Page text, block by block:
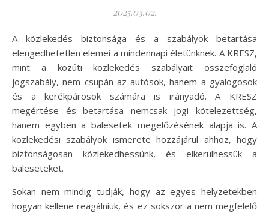
2025.03.02.
A közlekedés biztonsága és a szabályok betartása
elengedhetetlen elemei a mindennapi életünknek. A KRESZ,
mint a közúti közlekedés szabályait összefoglaló
jogszabály, nem csupán az autósok, hanem a gyalogosok
és a kerékpárosok számára is irányadó. A KRESZ
megértése és betartása nemcsak jogi kötelezettség,
hanem egyben a balesetek megelőzésének alapja is. A
közlekedési szabályok ismerete hozzájárul ahhoz, hogy
biztonságosan közlekedhessünk, és elkerülhessük a
baleseteket.
Sokan nem mindig tudják, hogy az egyes helyzetekben
hogyan kellene reagálniuk, és ez sokszor a nem megfelelő